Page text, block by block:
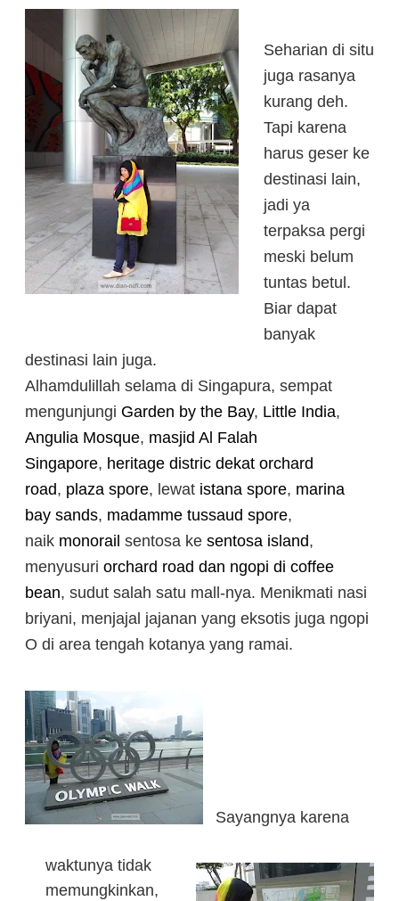
Seharian di situ
juga rasanya
kurang deh.
Tapi karena
harus geser ke
destinasi lain,
jadi ya
terpaksa pergi
meski belum
tuntas betul.
Biar dapat
banyak
destinasi lain juga.
Alhamdulillah selama di Singapura, sempat
mengunjungi Garden by the Bay, Little India,
Angulia Mosque, masjid Al Falah
Singapore, heritage distric dekat orchard
road, plaza spore, lewatistana spore, marina
bay sands, madamme tussaud spore,
naik monorail sentosa ke sentosa island,
menyusuri orchard road dan ngopi di coffee
bean, sudut salah satu mall-nya. Menikmati nasi
briyani, menjajal jajanan yang eksotis juga ngopi
O di area tengah kotanya yang ramai.
Sayangnya karena
waktunya tidak
memungkinkan,